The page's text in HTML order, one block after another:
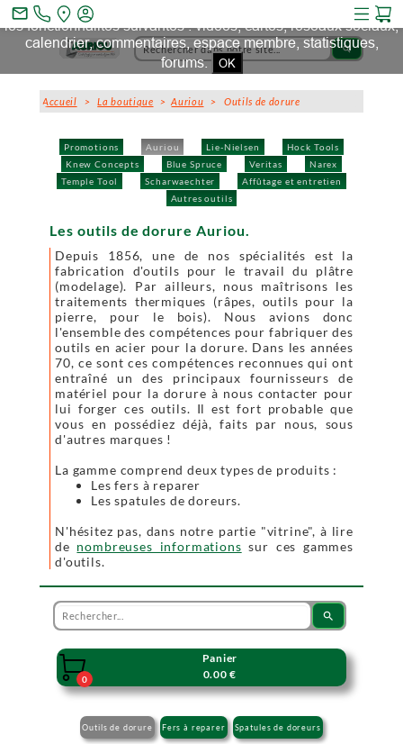
search
Promotions Auriou Lie-Nielsen
Hock Tools
Knew Concepts
Blue Spruce Veritas
Narex
Temple Tool
Scharwaechter
Affûtage et entretien
Autres outils
Accueil >La boutique >Auriou > Outils de dorure
Les outils de dorure Auriou.
Depuis 1856, une de nos spécialités est la
fabrication d'outils pour le travail du plâtre
(modelage). Par ailleurs, nous maîtrisons les
traitements thermiques (râpes, outils pour la
pierre, pour le bois). Nous avions donc
l'ensemble des compétences pour fabriquer des
outils en acier pour la dorure. Dans les années
70, ce sont ces compétences reconnues qui ont
entraîné un des principaux fournisseurs de
matériel pour la dorure à nous contacter pour
lui forger ces outils. Il est fort probable que
vous en possédiez déjà, faits par nous, sous
d'autres marques !
La gamme comprend deux types de produits :
Les fers à reparer
Les spatules de doreurs.
N'hésitez pas, dans notre partie "vitrine", à lire
de nombreuses informations sur ces gammes
d'outils.
search

0
Panier
0.00 €
Outils de dorure Fers à reparer Spatules de doreurs
mail_outline
Ce site et des sites tiers qu'il utilise collectent des cookies pour
les fonctionnalités suivantes : vidéos, cartes, réseaux sociaux,
calendrier, commentaires, espace membre, statistiques,
forums. OK